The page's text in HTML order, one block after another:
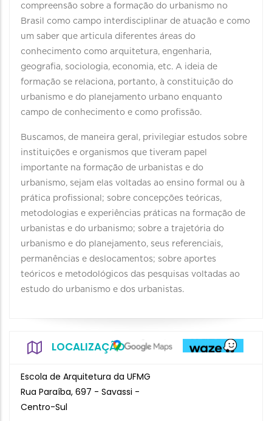
compreensão sobre a formação do urbanismo no
Brasil como campo interdisciplinar de atuação e como
um saber que articula diferentes áreas do
conhecimento como arquitetura, engenharia,
geografia, sociologia, economia, etc. A ideia de
formação se relaciona, portanto, à constituição do
urbanismo e do planejamento urbano enquanto
campo de conhecimento e como profissão.
Buscamos, de maneira geral, privilegiar estudos sobre
instituições e organismos que tiveram papel
importante na formação de urbanistas e do
urbanismo, sejam elas voltadas ao ensino formal ou à
prática profissional; sobre concepções teóricas,
metodologias e experiências práticas na formação de
urbanistas e do urbanismo; sobre a trajetória do
urbanismo e do planejamento, seus referenciais,
permanências e deslocamentos; sobre aportes
teóricos e metodológicos das pesquisas voltadas ao
estudo do urbanismo e dos urbanistas.
LOCALIZAÇÃO
Escola de Arquitetura da UFMG
Rua Paraíba, 697 - Savassi -
Centro-Sul